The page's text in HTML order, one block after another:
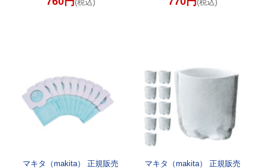
(税込) (税込)
マキタ（makita） 正規販売 マキタ（makita） 正規販売